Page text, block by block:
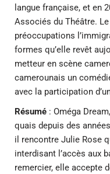
langue française, et en
Associés du Théâtre.
préoccupations
formes qu’elle revêt
metteur en scène
camerounais un
avec la participation
Résumé : Oméga
quais depuis des
il rencontre Julie Rose
interdisant l’accès aux
remercier, elle accepte